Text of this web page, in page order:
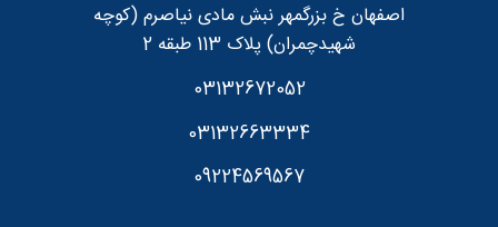
اصفهان خ بزرگمهر نبش مادی نیاصرم (کوچه
شهیدچمران) پلاک 113 طبقه 2
03132672052
03132663334
09224569567